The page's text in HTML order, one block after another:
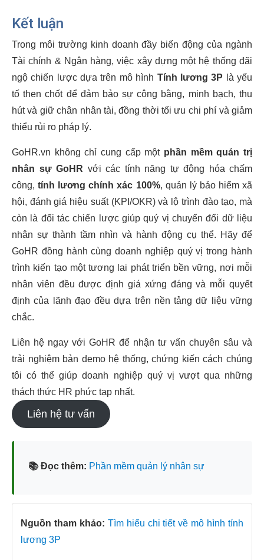
Kết luận
Trong môi trường kinh doanh đầy biến động của ngành
Tài chính & Ngân hàng, việc xây dựng một hệ thống đãi
ngộ chiến lược dựa trên mô hình Tính lương 3P là yếu
tố then chốt để đảm bảo sự công bằng, minh bạch, thu
hút và giữ chân nhân tài, đồng thời tối ưu chi phí và giảm
thiểu rủi ro pháp lý.
GoHR.vn không chỉ cung cấp một phần mềm quản trị
nhân sự GoHR với các tính năng tự động hóa chấm
công,tính lương chính xác 100%, quản lý bảo hiểm xã
hội, đánh giá hiệu suất (KPI/OKR) và lộ trình đào tạo, mà
còn là đối tác chiến lược giúp quý vị chuyển đổi dữ liệu
nhân sự thành tầm nhìn và hành động cụ thể. Hãy để
GoHR đồng hành cùng doanh nghiệp quý vị trong hành
trình kiến tạo một tương lai phát triển bền vững, nơi mỗi
nhân viên đều được định giá xứng đáng và mỗi quyết
định của lãnh đạo đều dựa trên nền tảng dữ liệu vững
chắc.
Liên hệ ngay với GoHR để nhận tư vấn chuyên sâu và
trải nghiệm bản demo hệ thống, chứng kiến cách chúng
tôi có thể giúp doanh nghiệp quý vị vượt qua những
thách thức HR phức tạp nhất.
Liên hệ tư vấn
📚 Đọc thêm: Phần mềm quản lý nhân sự
Nguồn tham khảo: Tìm hiểu chi tiết về mô hình tính
lương 3P